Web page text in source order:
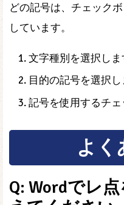
どの記号は、チェック
しています。
文字種別を選択しま
目的の記号を選択し
記号を使用するチ
よく
Q: Wordでレ